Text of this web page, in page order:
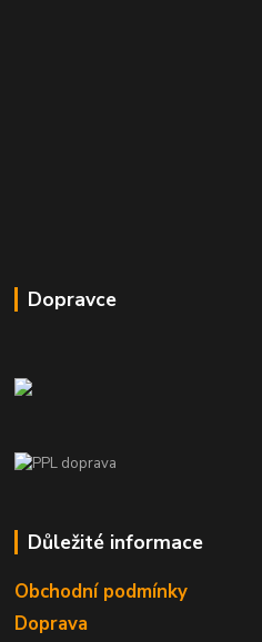
Dopravce
Důležité informace
Obchodní podmínky
Doprava